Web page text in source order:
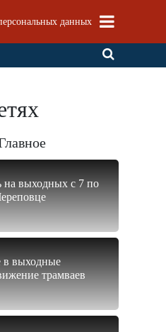
данных
на выходных с 7 по
в выходные
трамваев